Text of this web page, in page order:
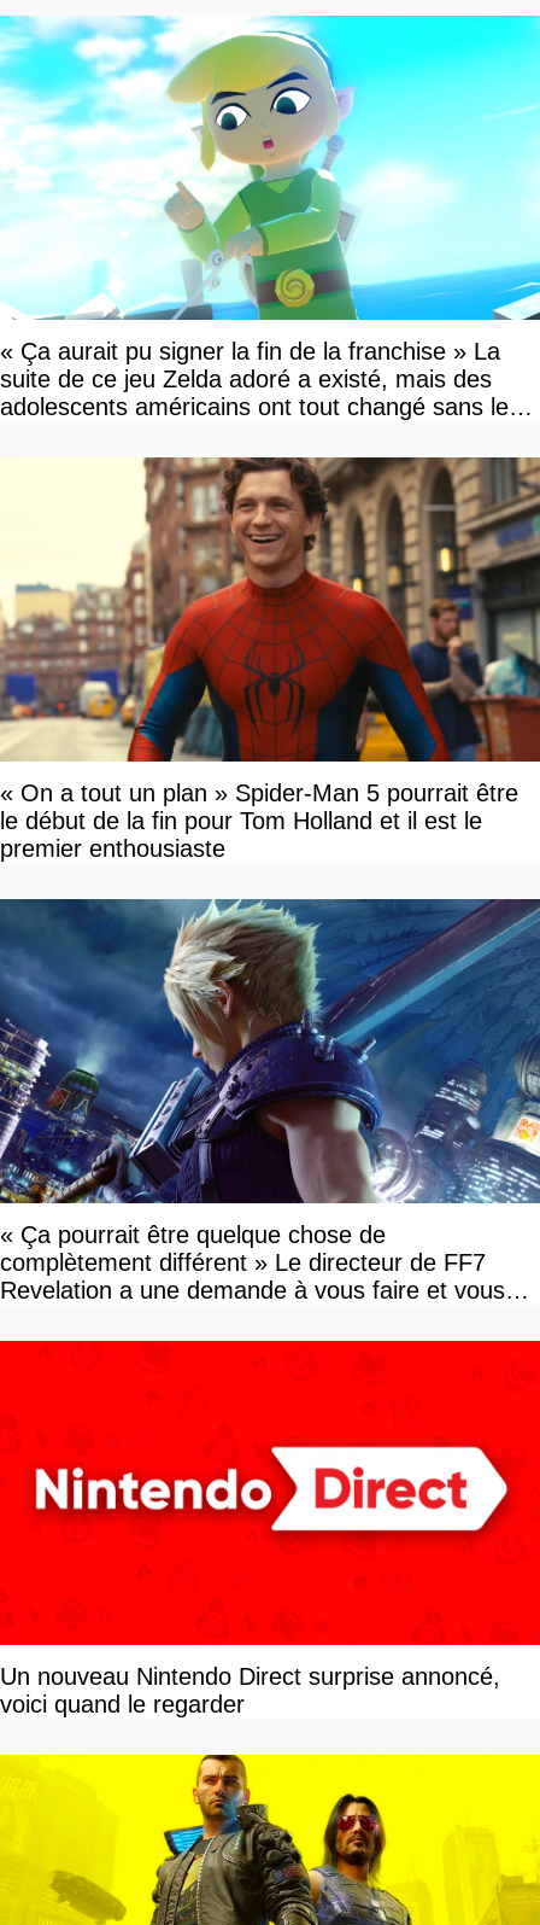
« Ça aurait pu signer la fin de la franchise » La
suite de ce jeu Zelda adoré a existé, mais des
adolescents américains ont tout changé sans le
« On a tout un plan » Spider-Man 5 pourrait être
le début de la fin pour Tom Holland et il est le
premier enthousiaste
« Ça pourrait être quelque chose de
complètement différent » Le directeur de FF7
Revelation a une demande à vous faire et vous
Un nouveau Nintendo Direct surprise annoncé,
voici quand le regarder